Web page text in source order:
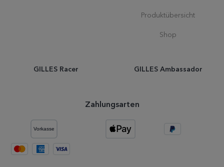
Produktübersicht
Shop
GILLES Racer GILLES Ambassador
Zahlungsarten